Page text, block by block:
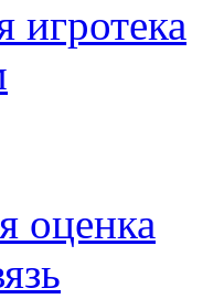
игротека
оценка